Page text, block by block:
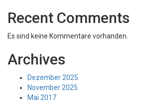
Recent Comments
Es sind keine Kommentare vorhanden.
Archives
Dezember 2025
November 2025
Mai 2017